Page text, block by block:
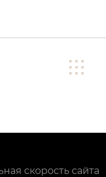
скорость сайта